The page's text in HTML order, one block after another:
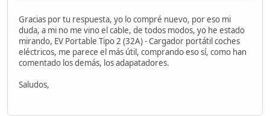
Gracias por tu respuesta, yo lo compré nuevo, por eso mi
duda, a mi no me vino el cable, de todos modos, yo he estado
mirando, EV Portable Tipo 2 (32A) - Cargador portátil coches
eléctricos, me parece el más útil, comprando eso sí, como han
comentado los demás, los adapatadores.
Saludos,